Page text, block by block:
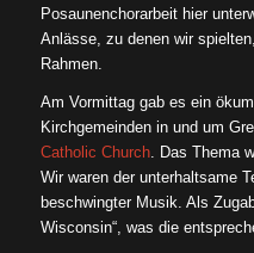
Posaunenchorarbeit hier
Anlässe, zu denen wir
Rahmen.
Am Vormittag gab es ein
Kirchgemeinden in und um
Catholic Church. Das Thema
Wir waren der unterhaltsame
beschwingter Musik. Als
Wisconsin“, was die